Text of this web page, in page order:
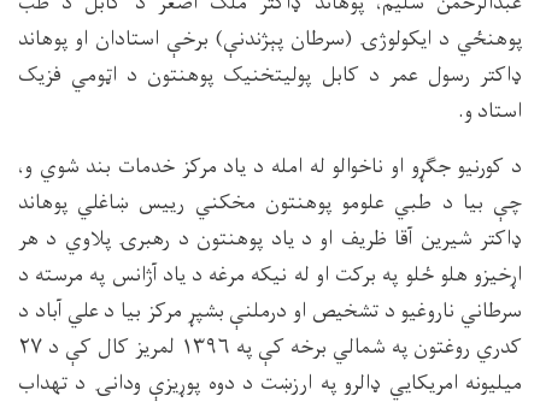
پوهنځي د ایکولوژۍ (سرطان پېژندنې) برخې استادان او پوهاند
ډاکتر رسول عمر د کابل پولیتخنیک پوهنتون د اټومي فزیک
استاد و.
د کورنیو جګړو او ناخوالو له امله د یاد مرکز خدمات بند شوي و،
چې بیا د طبي علومو پوهنتون مخکني رییس ښاغلي پوهاند
ډاکتر شیرین آقا ظریف او د یاد پوهنتون د رهبرۍ پلاوي د هر
اړخیزو هلو ځلو په برکت او له نیکه مرغه د یاد آژانس په مرسته د
سرطاني ناروغیو د تشخیص او درملنې بشپړ مرکز بیا د علي آباد د
کدري روغتون په شمالي برخه کې په ۱۳۹۶ لمریز کال کې د ۲۷
میلیونه امریکایي ډالرو په ارزښت د دوه پوړیزې ودانۍ د تهداب